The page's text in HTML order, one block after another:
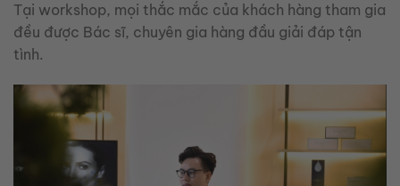
Tại workshop, mọi thắc mắc của khách hàng tham gia
đều được Bác sĩ, chuyên gia hàng đầu giải đáp tận
tình.